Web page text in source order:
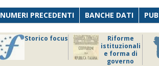
NUMERI PRECEDENTI BANCHE DATI
Storico focus
Riforme
istituzionali
e forma di
governo